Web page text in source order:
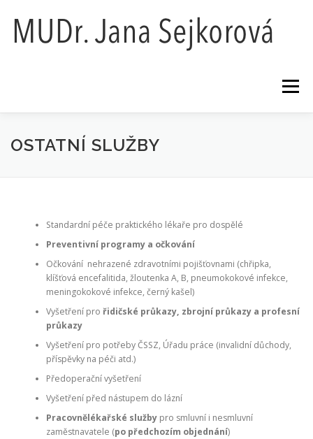
obsah
Menu
AKTUALITY O NÁS
OSTATNÍ SLUŽBY
Standardní péče praktického lékaře pro dospělé
Preventivní programy a očkování
Očkování nehrazené zdravotními pojišťovnami (chřipka,
klíšťová encefalitida, žloutenka A, B, pneumokokové infekce,
meningokokové infekce, černý kašel)
Vyšetření pro řidičské průkazy, zbrojní průkazy a profesní
průkazy
Vyšetření pro potřeby ČSSZ, Úřadu práce (invalidní důchody,
příspěvky na péči atd.)
Předoperační vyšetření
Vyšetření před nástupem do lázní
Pracovnělékařské službypro smluvní i nesmluvní
zaměstnavatele (po předchozím objednání)